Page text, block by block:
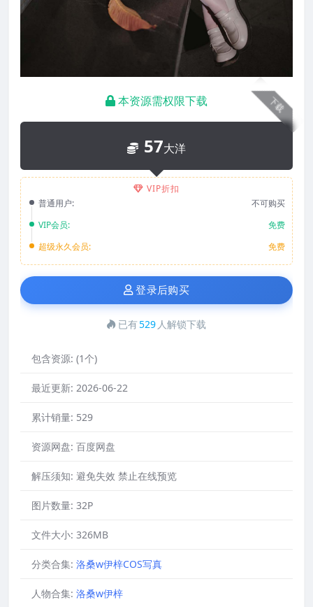
下载
本资源需权限下载
57大洋
VIP折扣
普通用户:
不可购买
VIP会员:
免费
超级永久会员:
免费
登录后购买
已有529 人解锁下载
包含资源: (1个)
最近更新: 2026-06-22
累计销量: 529
资源网盘: 百度网盘
解压须知: 避免失效 禁止在线预览
图片数量: 32P
文件大小: 326MB
分类合集: 洛桑w伊梓COS写真
人物合集: 洛桑w伊梓